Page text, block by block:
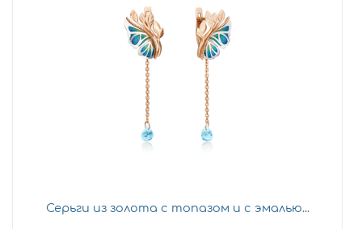
Серьги из золота с топазом и с эмалью...